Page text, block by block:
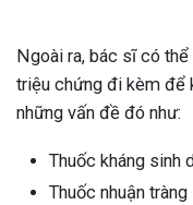
Ngoài ra, bác sĩ có thể
triệu chứng đi kèm để
những vấn đề đó như:
Thuốc kháng sinh
Thuốc nhuận tràng